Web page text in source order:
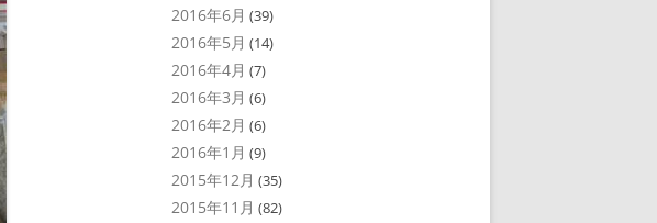
2016年6月 (39)
2016年5月 (14)
2016年4月 (7)
2016年3月 (6)
2016年2月 (6)
2016年1月 (9)
2015年12月 (35)
2015年11月 (82)